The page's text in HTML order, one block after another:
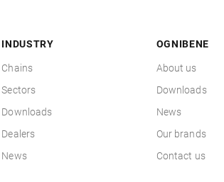
INDUSTRY
Chains
Sectors
Downloads
Dealers
News
OGNIBENE
About us
Downloads
News
Our brands
Contact us